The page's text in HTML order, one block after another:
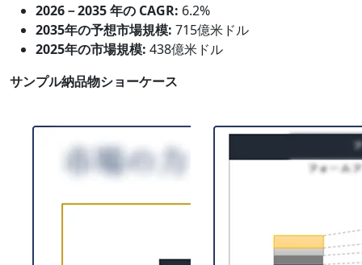
2026－2035 年の CAGR: 6.2%
2035年の予想市場規模: 715億米ドル
2025年の市場規模: 438億米ドル
サンプル納品物ショーケース